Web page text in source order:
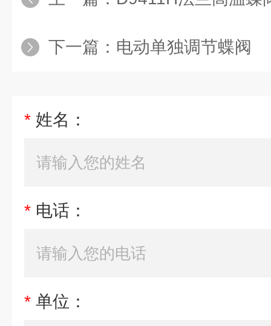
下一篇： 电动单独调节蝶阀
* 姓名：
* 电话：
* 单位：